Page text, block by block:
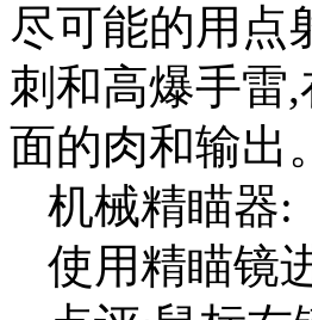
尽可能的用点
刺和高爆手雷
面的肉和输出。
机械精瞄器:
使用精瞄镜